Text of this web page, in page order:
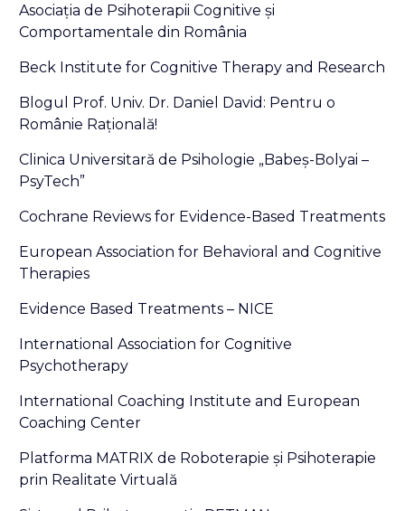
Asociaţia de Psihoterapii Cognitive şi
Comportamentale din România
Beck Institute for Cognitive Therapy and Research
Blogul Prof. Univ. Dr. Daniel David: Pentru o
Românie Raţională!
Clinica Universitară de Psihologie „Babeş-Bolyai –
PsyTech”
Cochrane Reviews for Evidence-Based Treatments
European Association for Behavioral and Cognitive
Therapies
Evidence Based Treatments – NICE
International Association for Cognitive
Psychotherapy
International Coaching Institute and European
Coaching Center
Platforma MATRIX de Roboterapie și Psihoterapie
prin Realitate Virtuală